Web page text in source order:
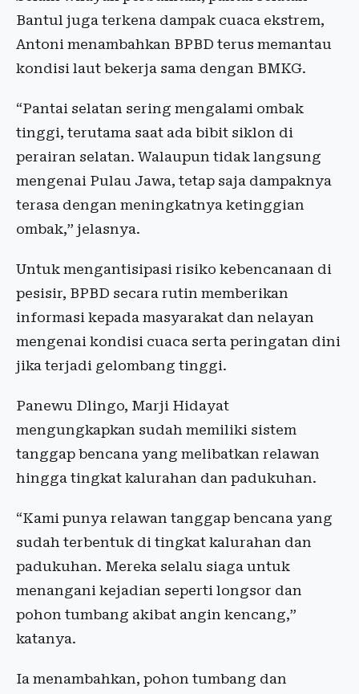
Bantul juga terkena dampak cuaca ekstrem,
Antoni menambahkan BPBD terus memantau
kondisi laut bekerja sama dengan BMKG.
“Pantai selatan sering mengalami ombak
tinggi, terutama saat ada bibit siklon di
perairan selatan. Walaupun tidak langsung
mengenai Pulau Jawa, tetap saja dampaknya
terasa dengan meningkatnya ketinggian
ombak,” jelasnya.
Untuk mengantisipasi risiko kebencanaan di
pesisir, BPBD secara rutin memberikan
informasi kepada masyarakat dan nelayan
mengenai kondisi cuaca serta peringatan dini
jika terjadi gelombang tinggi.
Panewu Dlingo, Marji Hidayat
mengungkapkan sudah memiliki sistem
tanggap bencana yang melibatkan relawan
hingga tingkat kalurahan dan padukuhan.
“Kami punya relawan tanggap bencana yang
sudah terbentuk di tingkat kalurahan dan
padukuhan. Mereka selalu siaga untuk
menangani kejadian seperti longsor dan
pohon tumbang akibat angin kencang,”
katanya.
Ia menambahkan, pohon tumbang dan